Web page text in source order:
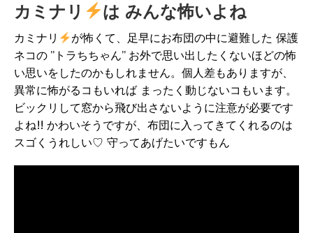
カミナリ は みんな怖いよね
カミナリ
が怖くて、足早にお布団の中に避難した 保護
ネコの ”トラちちゃん” お外で思い出したくないほどの怖
い思いをしたのかもしれません。個人差もありますが、
異常に怖がるコもいれば まったく動じないコもいます。
ビックリして窓から飛び出さないように注意が必要です
よね!! かわいそうですが、布団に入ってきてくれるのは
スゴくうれしい♡ 守ってあげたいですもん